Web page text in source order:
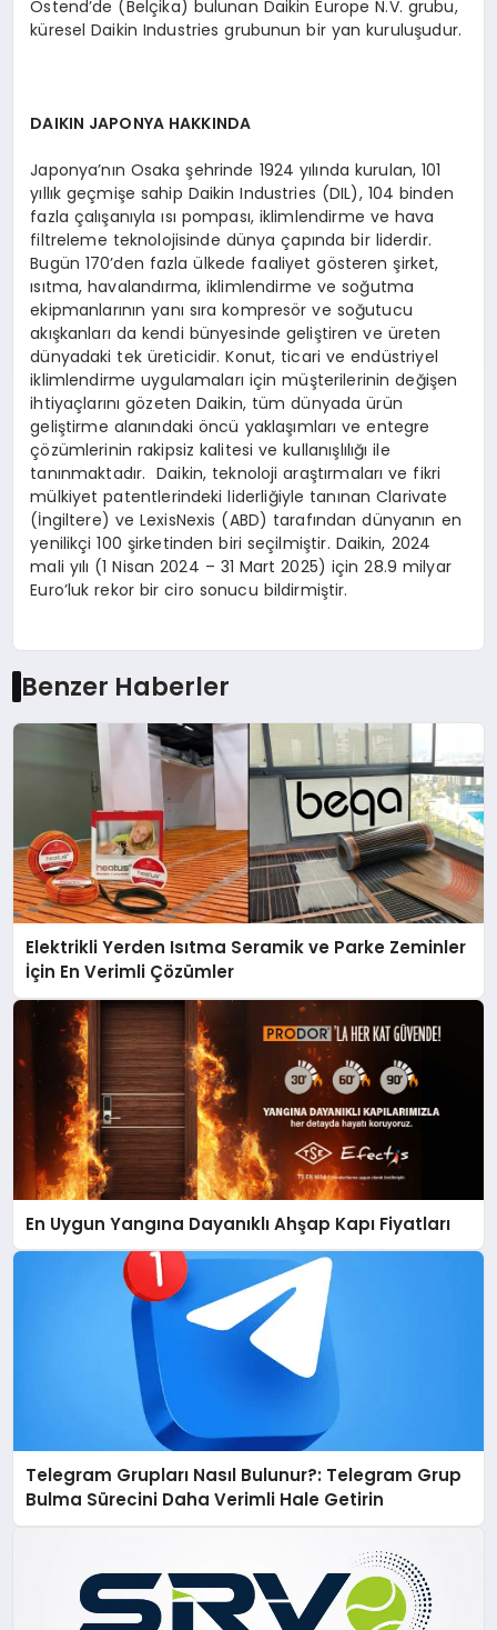
Ostend’de (Belçika) bulunan Daikin Europe N.V. grubu,
küresel Daikin Industries grubunun bir yan kuruluşudur.
DAIKIN JAPONYA HAKKINDA
Japonya’nın Osaka şehrinde 1924 yılında kurulan, 101
yıllık geçmişe sahip Daikin Industries (DIL), 104 binden
fazla çalışanıyla ısı pompası, iklimlendirme ve hava
filtreleme teknolojisinde dünya çapında bir liderdir.
Bugün 170’den fazla ülkede faaliyet gösteren şirket,
ısıtma, havalandırma, iklimlendirme ve soğutma
ekipmanlarının yanı sıra kompresör ve soğutucu
akışkanları da kendi bünyesinde geliştiren ve üreten
dünyadaki tek üreticidir. Konut, ticari ve endüstriyel
iklimlendirme uygulamaları için müşterilerinin değişen
ihtiyaçlarını gözeten Daikin, tüm dünyada ürün
geliştirme alanındaki öncü yaklaşımları ve entegre
çözümlerinin rakipsiz kalitesi ve kullanışlılığı ile
tanınmaktadır. Daikin, teknoloji araştırmaları ve fikri
mülkiyet patentlerindeki liderliğiyle tanınan Clarivate
(İngiltere) ve LexisNexis (ABD) tarafından dünyanın en
yenilikçi 100 şirketinden biri seçilmiştir. Daikin, 2024
mali yılı (1 Nisan 2024 – 31 Mart 2025) için 28.9 milyar
Euro’luk rekor bir ciro sonucu bildirmiştir.
Benzer Haberler
Elektrikli Yerden Isıtma Seramik ve Parke Zeminler
İçin En Verimli Çözümler
En Uygun Yangına Dayanıklı Ahşap Kapı Fiyatları
Telegram Grupları Nasıl Bulunur?: Telegram Grup
Bulma Sürecini Daha Verimli Hale Getirin